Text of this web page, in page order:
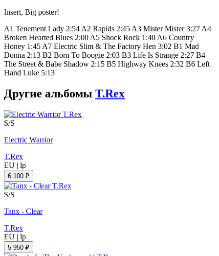
Insert, Big poster!
A1 Tenement Lady 2:54 A2 Rapids 2:45 A3 Mister Mister 3:27 A4
Broken Hearted Blues 2:00 A5 Shock Rock 1:40 A6 Country
Honey 1:45 A7 Electric Slim & The Factory Hen 3:02 B1 Mad
Donna 2:13 B2 Born To Boogie 2:03 B3 Life Is Strange 2:27 B4
The Street & Babe Shadow 2:15 B5 Highway Knees 2:32 B6 Left
Hand Luke 5:13
Другие альбомы T.Rex
S/S
Electric Warrior
T.Rex
EU | lp
6 100 ₽
S/S
Tanx - Clear
T.Rex
EU | lp
5 950 ₽